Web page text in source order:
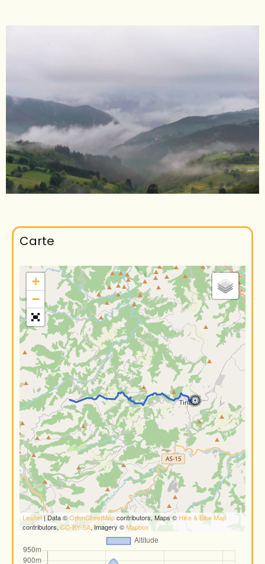
Carte
+
−
Leaflet | Data ©OpenStreetMapcontributors, Maps © Hike & Bike Map
contributors,CC-BY-SA, Imagery ©Mapbox